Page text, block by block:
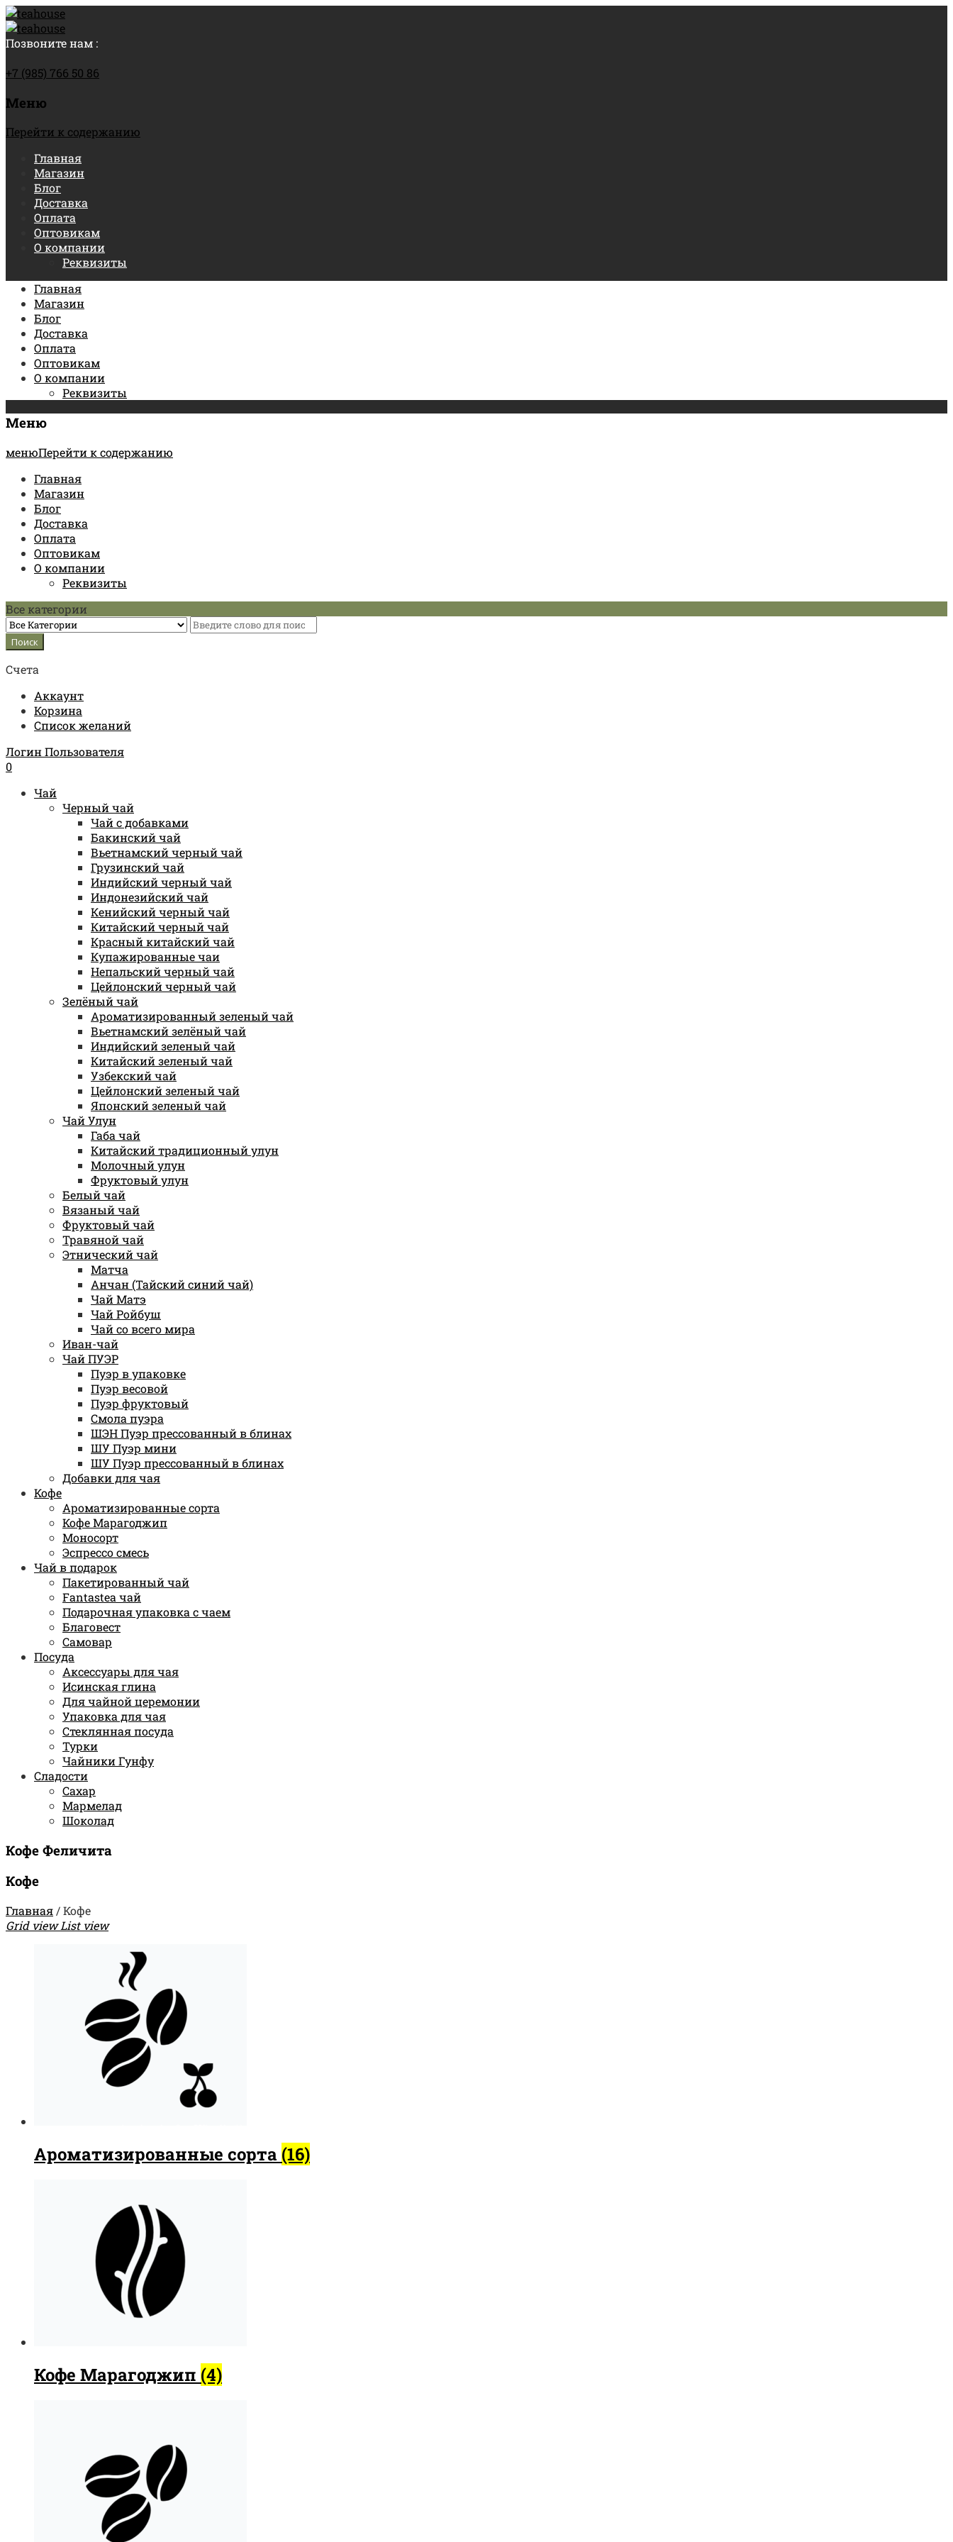
Позвоните нам :
+7 (985) 766 50 86
Меню
Перейти к содержанию
Главная
Магазин
Блог
Доставка
Оплата
Оптовикам
О компании
Реквизиты
Главная
Магазин
Блог
Доставка
Оплата
Оптовикам
О компании
Реквизиты
Меню
менюПерейти к содержанию
Главная
Магазин
Блог
Доставка
Оплата
Оптовикам
О компании
Реквизиты
Все категории
Счета
Аккаунт
Корзина
Список желаний
Логин Пользователя
0
Чай
Черный чай
Чай с добавками
Бакинский чай
Вьетнамский черный чай
Грузинский чай
Индийский черный чай
Индонезийский чай
Кенийский черный чай
Китайский черный чай
Красный китайский чай
Купажированные чаи
Непальский черный чай
Цейлонский черный чай
Зелёный чай
Ароматизированный зеленый чай
Вьетнамский зелёный чай
Индийский зеленый чай
Китайский зеленый чай
Узбекский чай
Цейлонский зеленый чай
Японский зеленый чай
Чай Улун
Габа чай
Китайский традиционный улун
Молочный улун
Фруктовый улун
Белый чай
Вязаный чай
Фруктовый чай
Травяной чай
Этнический чай
Матча
Анчан (Тайский синий чай)
Чай Матэ
Чай Ройбуш
Чай со всего мира
Иван-чай
Чай ПУЭР
Пуэр в упаковке
Пуэр весовой
Пуэр фруктовый
Смола пуэра
ШЭН Пуэр прессованный в блинах
ШУ Пуэр мини
ШУ Пуэр прессованный в блинах
Добавки для чая
Кофе
Ароматизированные сорта
Кофе Марагоджип
Моносорт
Эспрессо смесь
Чай в подарок
Пакетированный чай
Fantastea чай
Подарочная упаковка с чаем
Благовест
Самовар
Посуда
Аксессуары для чая
Исинская глина
Для чайной церемонии
Упаковка для чая
Стеклянная посуда
Турки
Чайники Гунфу
Сладости
Сахар
Мармелад
Шоколад
Кофе Феличита
Кофе
Главная /Кофе
Grid view List view
Ароматизированные сорта (16)
Кофе Марагоджип (4)